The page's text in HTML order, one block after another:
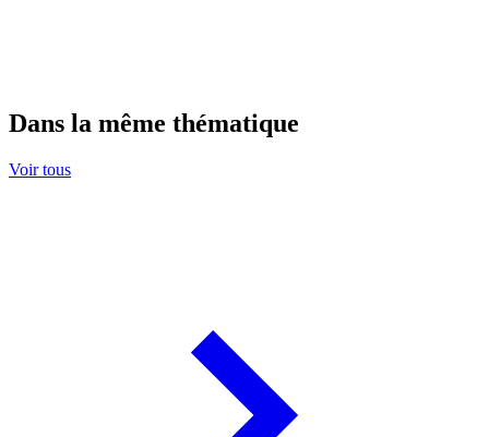
Dans la même thématique
Voir tous